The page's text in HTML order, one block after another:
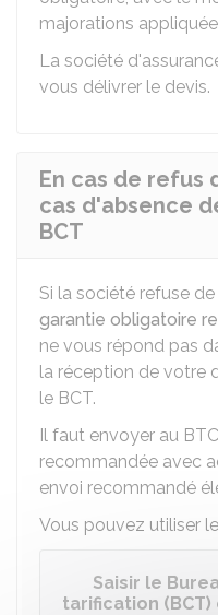
majorations
La société
vous délivrer le devis.
En cas de refus
cas d'absence
BCT
Si la société refuse
garantie obligatoire
ne vous répond pas
la réception de votre
le BCT.
Il faut envoyer au
recommandée avec
envoi recommandé
Vous pouvez utiliser
Saisir le
tarification